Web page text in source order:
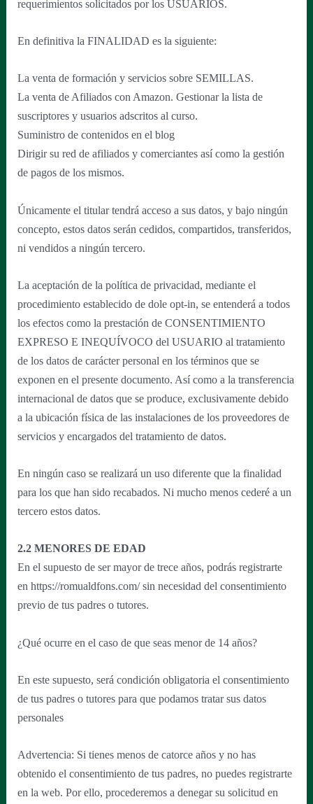
requerimientos solicitados por los USUARIOS.
En definitiva la FINALIDAD es la siguiente:
La venta de formación y servicios sobre SEMILLAS.
La venta de Afiliados con Amazon. Gestionar la lista de
suscriptores y usuarios adscritos al curso.
Suministro de contenidos en el blog
Dirigir su red de afiliados y comerciantes así como la gestión
de pagos de los mismos.
Únicamente el titular tendrá acceso a sus datos, y bajo ningún
concepto, estos datos serán cedidos, compartidos, transferidos,
ni vendidos a ningún tercero.
La aceptación de la política de privacidad, mediante el
procedimiento establecido de dole opt-in, se entenderá a todos
los efectos como la prestación de CONSENTIMIENTO
EXPRESO E INEQUÍVOCO del USUARIO al tratamiento
de los datos de carácter personal en los términos que se
exponen en el presente documento. Así como a la transferencia
internacional de datos que se produce, exclusivamente debido
a la ubicación física de las instalaciones de los proveedores de
servicios y encargados del tratamiento de datos.
En ningún caso se realizará un uso diferente que la finalidad
para los que han sido recabados. Ni mucho menos cederé a un
tercero estos datos.
2.2 MENORES DE EDAD
En el supuesto de ser mayor de trece años, podrás registrarte
en https://romualdfons.com/ sin necesidad del consentimiento
previo de tus padres o tutores.
¿Qué ocurre en el caso de que seas menor de 14 años?
En este supuesto, será condición obligatoria el consentimiento
de tus padres o tutores para que podamos tratar sus datos
personales
Advertencia: Si tienes menos de catorce años y no has
obtenido el consentimiento de tus padres, no puedes registrarte
en la web. Por ello, procederemos a denegar su solicitud en